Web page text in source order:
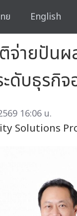
ย English
จ่ายปัน
ดับธุรกิ
16:06 น.
Solutions